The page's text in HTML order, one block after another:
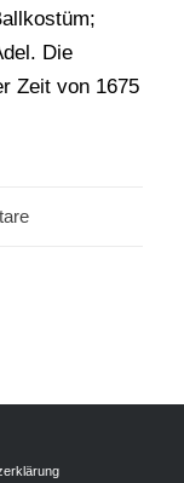
Die
Zeit von 1675